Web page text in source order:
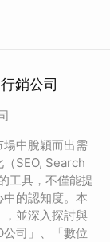
銷公司
中脫穎而出需
SEO, Search
工具，不僅能提
的認知度。本
，並深入探討與
司」、「數位